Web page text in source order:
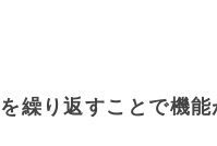
繰り返すことで機